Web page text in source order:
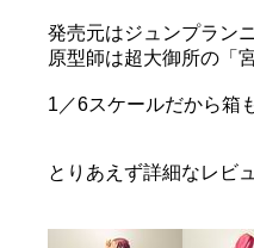
発売元はジュンプラン
原型師は超大御所の「
1／6スケールだから箱
とりあえず詳細なレビ